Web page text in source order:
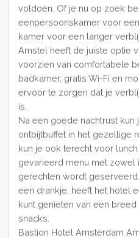
voldoen. Of je nu op zoek
eenpersoonskamer voor
kamer voor een langer
Amstel heeft de juiste optie
voorzien van comfortabele
badkamer, gratis Wi-Fi en
ervoor te zorgen dat je
is.
Na een goede nachtrust
ontbijtbuffet in het gezellige
kun je ook terecht voor
gevarieerd menu met zowel
gerechten wordt
een drankje, heeft het hotel
kunt genieten van een
snacks.
Bastion Hotel Amsterdam